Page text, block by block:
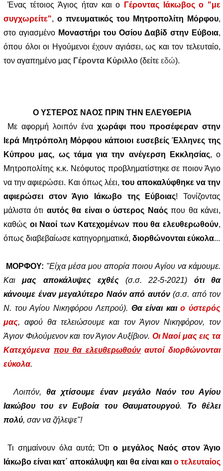
Ένας τέτοιος Άγιος ήταν και ο Γέροντας Ιάκωβος ο "με
συγχωρείτε", ο πνευματικός του Μητροπολίτη Μόρφου,
στο αγιασμένο Μοναστήρι του Οσίου Δαβίδ στην Εύβοια,
όπου όλοι οι Ηγούμενοι έχουν αγιάσει, ως και τον τελευταίο,
τον αγαπημένο μας Γέροντα Κύριλλο (δείτε εδώ).
Ο ΥΣΤΕΡΟΣ ΝΑΟΣ ΠΡΙΝ ΤΗΝ ΕΛΕΥΘΕΡΙΑ
Με αφορμή λοιπόν ένα χωράφι που προσέφεραν στην
Ιερά Μητρόπολη Μόρφου κάποιοι ευσεβείς Έλληνες της
Κύπρου μας, ως τάμα για την ανέγερση Εκκλησίας, ο
Μητροπολίτης κ.κ. Νεόφυτος προβληματίστηκε σε ποιον Άγιο
να την αφιερώσει. Και όπως λέει,του αποκαλύφθηκε να την
αφιερώσει στον Άγιο Ιάκωβο της Εύβοιας! Τονίζοντας
μάλιστα ότι αυτός θα είναι ο ύστερος Ναόςπου θα κάνει,
καθώς οι Ναοί των Κατεχομένων που θα ελευθερωθούν,
όπως διαβεβαίωσε κατηγορηματικά, διορθώνονται εύκολα...
ΜΟΡΦΟΥ: "Είχα μέσα μου απορία ποιου Αγίου να κάμουμε.
Καιμας αποκάλυψες εχθές(σ.σ. 22-5-2021) ότι θα
κάνουμε έναν μεγαλύτερο Ναόν από αυτόν(σ.σ. από τον
Ν. του Αγίου Νικηφόρου Λεπρού). Θα είναι καιο ύστερός
μας, αφού θα τελειώσουμε και τον Άγιον Νικηφόρον, τον
Άγιον Φιλούμενον και τον Άγιον Αυξίβιον. Οι Ναοί μας εις τα
Κατεχόμενα που θα ελευθερωθούναυτοί διορθώνονται
εύκολα.
Λοιπόν,θα χτίσουμε έναν μεγάλο Ναόν του Αγίου
Ιακώβου του εν Ευβοία του Θαυματουργού. Το θέλει
πολύ, σαν να ζήλεψε"!
Τι σημαίνουν όλα αυτά; Ότιο μεγάλος Ναός στον Άγιο
Ιάκωβο είναι κατ΄ αποκάλυψη και θα είναι καιο τελευταίος